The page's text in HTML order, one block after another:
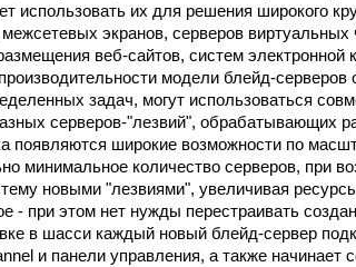
использовать их для решения широкого
экранов, серверов виртуальных
веб-сайтов, систем
модели блейд-серверов
задач, могут использоваться
серверов-"лезвий", обрабатывающих
появляются широкие возможности по
минимальное количество серверов, при
новыми "лезвиями", увеличивая
- при этом нет нужды перестраивать
в шасси каждый новый блейд-сервер
и панели управления, а также начинает